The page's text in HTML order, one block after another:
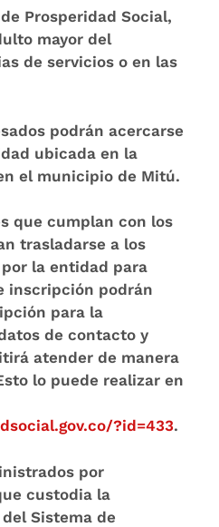
Prosperidad Social,
mayor del
de servicios o en las
podrán acercarse
ubicada en la
el municipio de Mitú.
que cumplan con los
trasladarse a los
la entidad para
inscripción podrán
para la
de contacto y
atender de manera
lo puede realizar en
?id=433.
por
custodia la
Sistema de